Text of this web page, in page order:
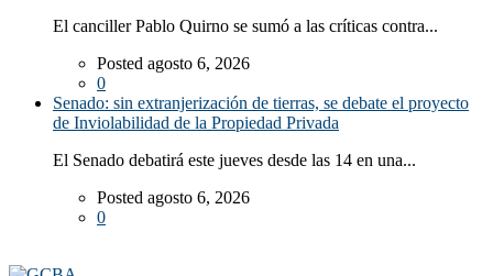
El canciller Pablo Quirno se sumó a las críticas contra...
Posted agosto 6, 2026
0
Senado: sin extranjerización de tierras, se debate el proyecto
de Inviolabilidad de la Propiedad Privada
El Senado debatirá este jueves desde las 14 en una...
Posted agosto 6, 2026
0